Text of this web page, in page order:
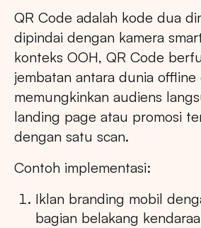
QR Code adalah kode dua
dipindai dengan kamera
konteks OOH, QR Code
jembatan antara dunia offline
memungkinkan audiens
landing page atau promosi
dengan satu scan.
Contoh implementasi:
Iklan branding mobil
bagian belakang